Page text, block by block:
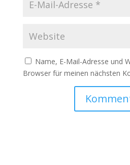
Name, E-Mail-Adresse und
Browser für meinen nächsten